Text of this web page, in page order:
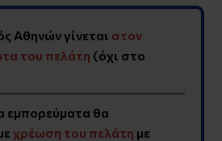
Αθηνών γίνεται στον
του πελάτη (όχι στο
εμπορεύματα θα
χρέωση του πελάτη με